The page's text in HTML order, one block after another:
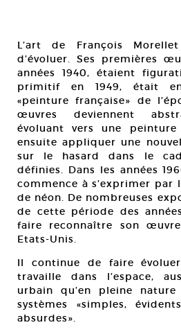
L’art de François
d’évoluer. Ses premières
années 1940, étaient
primitif en 1949, était
«peinture française» de
œuvres deviennent
évoluant vers une
ensuite appliquer une
sur le hasard dans le
définies. Dans les années
commence à s’exprimer par
de néon. De nombreuses
de cette période des
faire reconnaître son
Etats-Unis.
Il continue de faire
travaille dans l’espace,
urbain qu’en pleine
systèmes «simples,
absurdes».